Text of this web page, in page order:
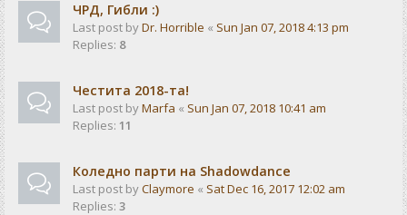
ЧРД, Гибли :)
Last post byDr. Horrible « Sun Jan 07, 2018 4:13 pm
Replies: 8
Честита 2018-та!
Last post byMarfa « Sun Jan 07, 2018 10:41 am
Replies: 11
Коледно парти на Shadowdance
Last post byClaymore « Sat Dec 16, 2017 12:02 am
Replies: 3